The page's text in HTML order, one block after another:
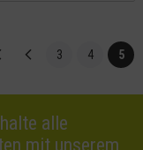
3 4 5
alle
mit unserem